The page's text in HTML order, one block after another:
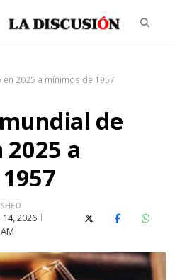
2025 a mínimos de 1957
de
a
2026
X (Twitter)Facebook